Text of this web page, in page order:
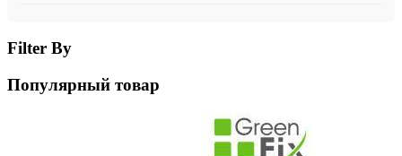
Filter By
Популярный товар